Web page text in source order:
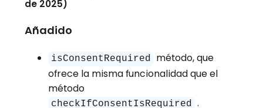
de 2025)
Añadido
isConsentRequired
método, que
ofrece la misma funcionalidad que el
método
checkIfConsentIsRequired .